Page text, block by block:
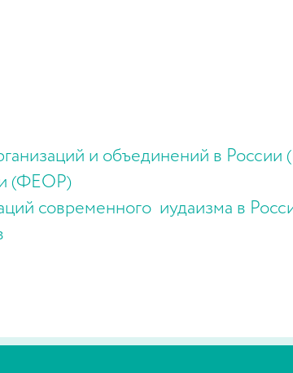
и объединений в
(ФЕОР)
современного иудаизма в